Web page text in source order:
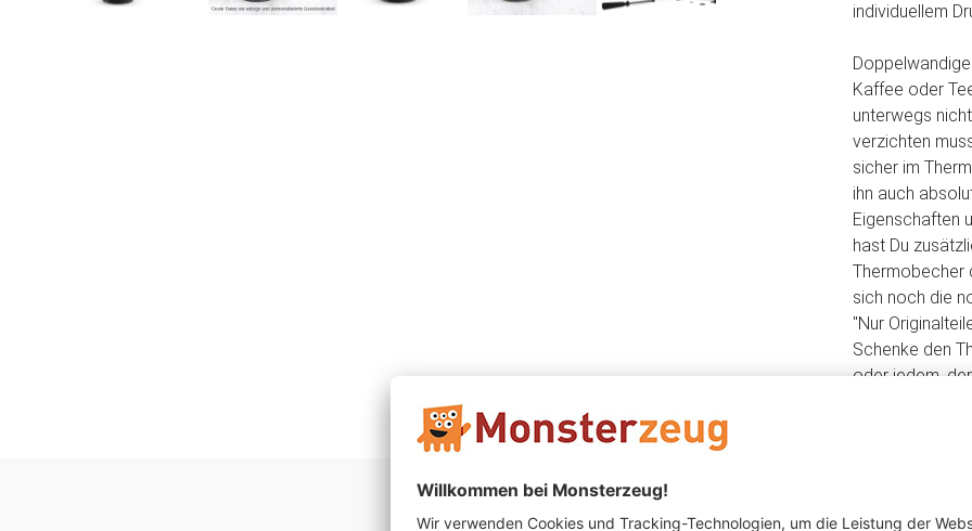
individuellem
Kaffee oder
unterwegs
verzichten
sicher im
ihn auch
Eigenschaften
hast Du
Thermobecher
sich noch die
"Nur
Schenke den
oder jedem,
Das könnte Dir auch gefallen